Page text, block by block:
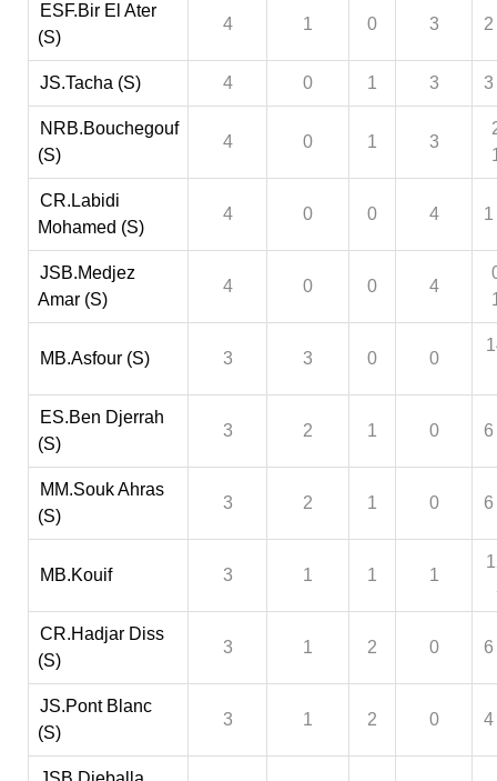
ESF.Bir El Ater
(S)
4 1 0 3 2
JS.Tacha (S) 4 0 1 3 3
NRB.Bouchegouf
(S)
4 0 1 3
CR.Labidi
Mohamed (S)
4 0 0 4 1
JSB.Medjez
Amar (S)
4 0 0 4
MB.Asfour (S) 3 3 0 0
ES.Ben Djerrah
(S)
3 2 1 0 6
MM.Souk Ahras
(S)
3 2 1 0 6
MB.Kouif 3 1 1 1
CR.Hadjar Diss
(S)
3 1 2 0 6
JS.Pont Blanc
(S)
3 1 2 0 4